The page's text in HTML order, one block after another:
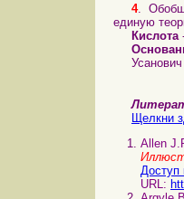
4.
единую
Кислота
Усанович
Щелкни
Allen
Доступ
URL: